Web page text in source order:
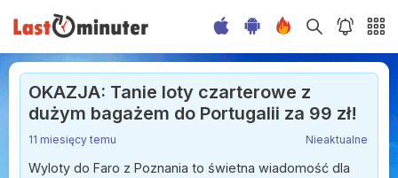
OKAZJA: Tanie loty czarterowe z
dużym bagażem do Portugalii za 99 zł!
11 miesięcy temu Nieaktualne
Wyloty do Faro z Poznania to świetna wiadomość dla